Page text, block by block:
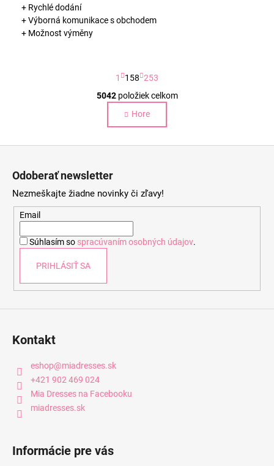
+ Rychlé dodání
+ Výborná komunikace s obchodem
+ Možnost výměny
O
v
l
á
i
e
r
v
S
t
r
á
n
k
i
e
1 158 253
5042položiek celkom
Hore
Odoberať newsletter
Nezmeškajte žiadne novinky či zľavy!
Email
Súhlasím so spracúvaním osobných údajov.
PRIHLÁSIŤ SA
Kontakt
eshop@miadresses.sk
+421 902 469 024
Mia Dresses na Facebooku
miadresses.sk
Informácie pre vás